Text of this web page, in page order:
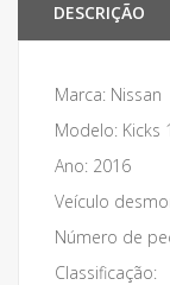
DESCRIÇÃO
Marca: Nissan
Modelo:
Ano: 2016
Veículo
Número de
Classificação: